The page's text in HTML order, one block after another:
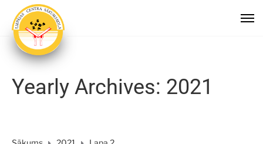
Yearly Archives: 2021